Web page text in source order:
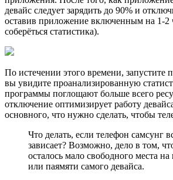
девайс следует зарядить до 90% и
оставив приложение включенным на 1-2
соберёться статистика).
По истечении этого времени, запустите
вы увидите проанализированную
программы поглощают больше всего
отключение оптимизирует работу
основного, что нужно сделать, чтобы
Что делать, если телефон самсунг
зависает? Возможно, дело в том,
осталось мало свободного места на
или паямяти самого девайса.